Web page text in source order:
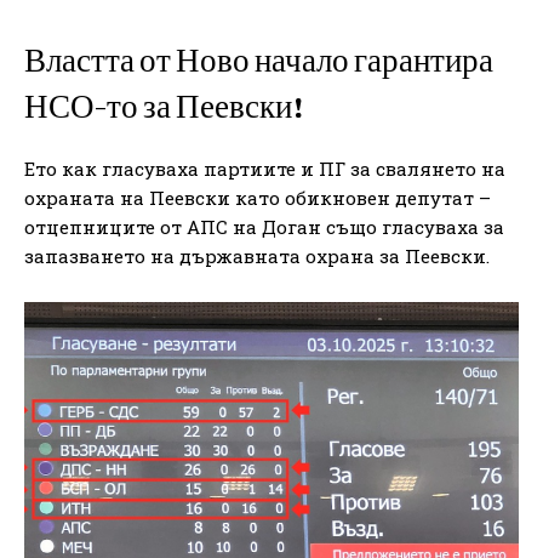
Властта от Ново начало гарантира
НСО-то за Пеевски!
Ето как гласуваха партиите и ПГ за свалянето на
охраната на Пеевски като обикновен депутат –
отцепниците от АПС на Доган също гласуваха за
запазването на държавната охрана за Пеевски.